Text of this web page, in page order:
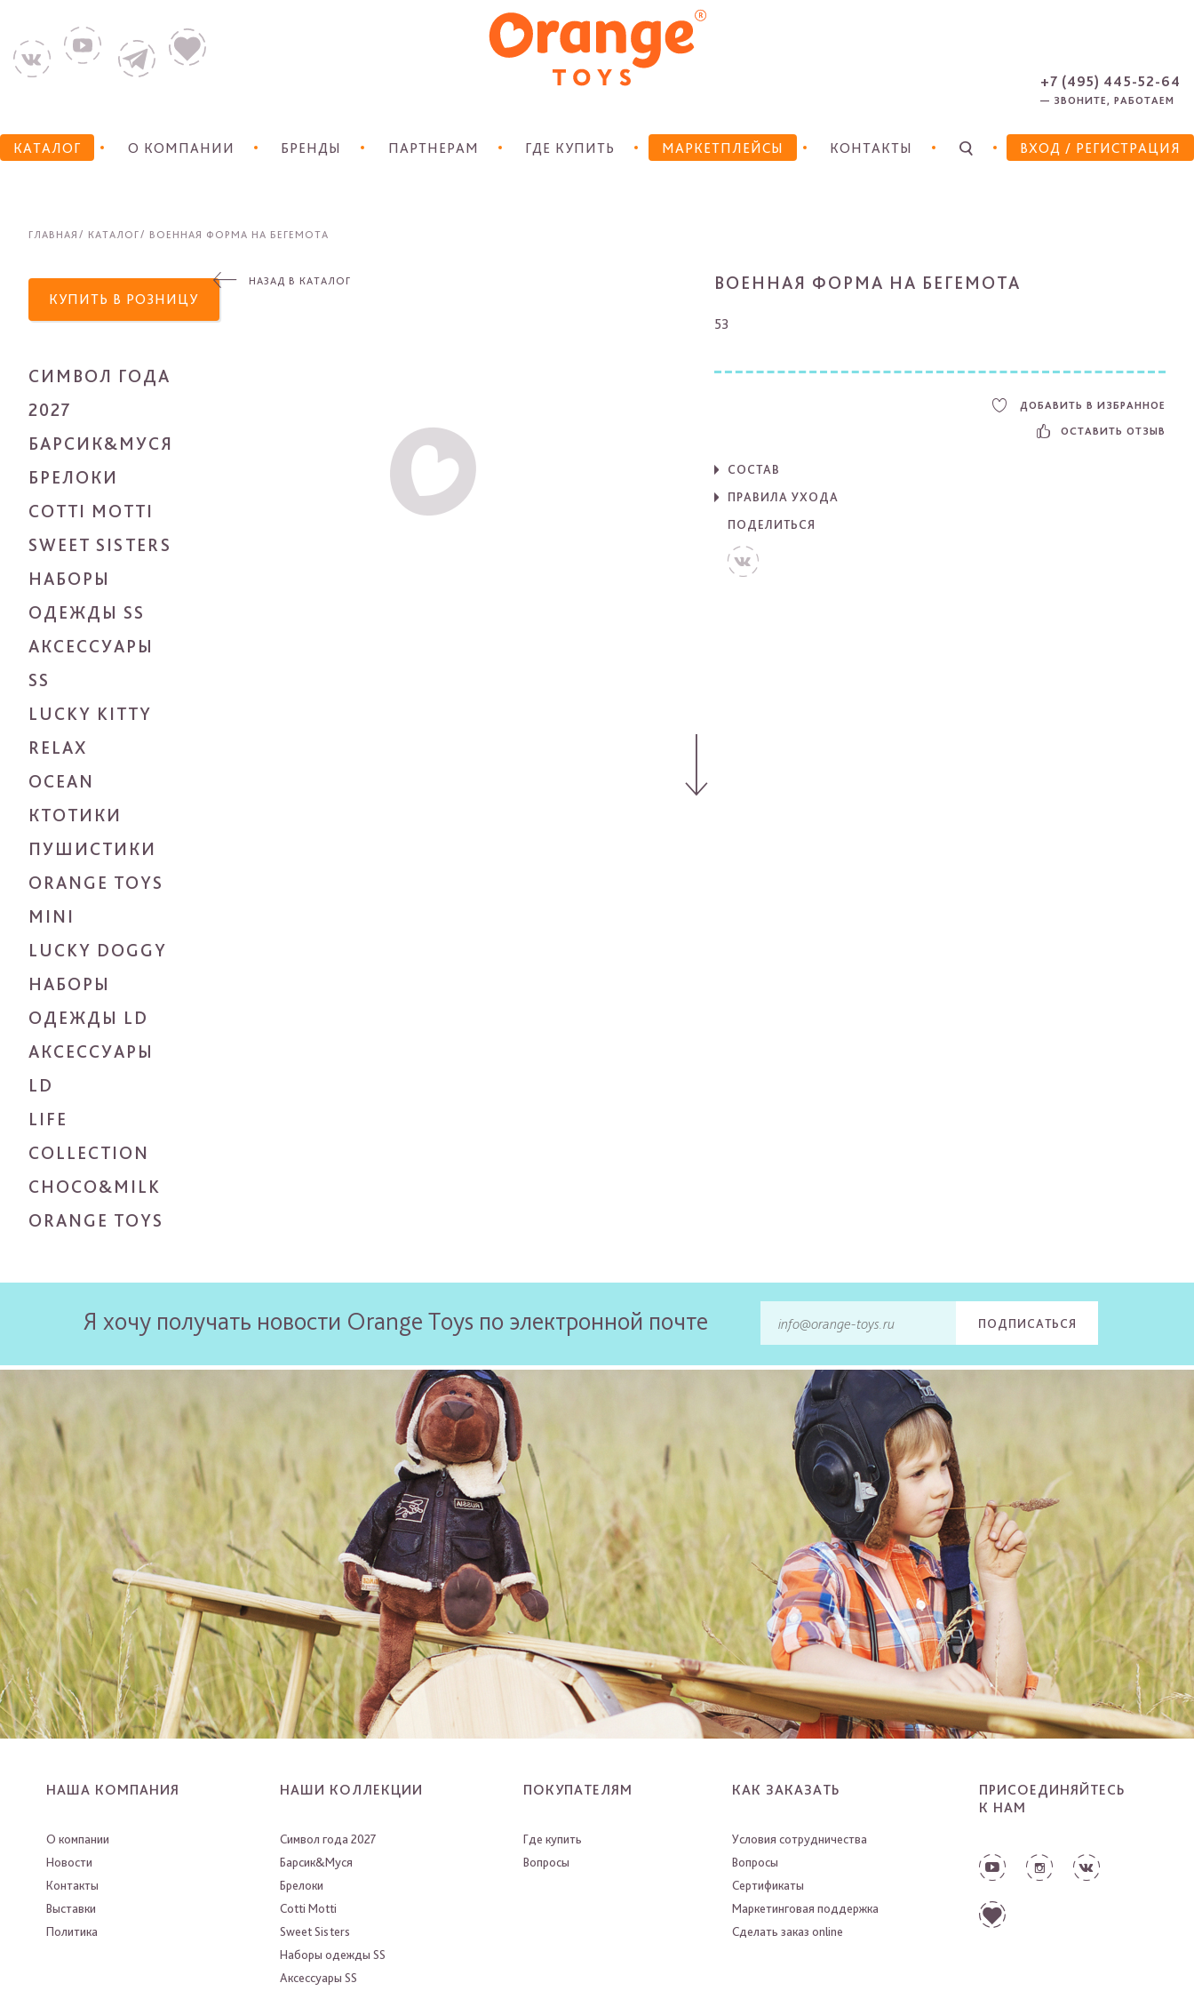
КАТАЛОГ О КОМПАНИИ БРЕНДЫ ПАРТНЕРАМ ГДЕ КУПИТЬ МАРКЕТПЛЕЙСЫ КОНТАКТЫ ВХОД / РЕГИСТРАЦИЯ
+7 (495) 445-52-64
— ЗВОНИТЕ, РАБОТАЕМ
ГЛАВНАЯ КАТАЛОГ ВОЕННАЯ ФОРМА НА БЕГЕМОТА
КУПИТЬ В РОЗНИЦУ
СИМВОЛ ГОДА
2027
БАРСИК&МУСЯ
БРЕЛОКИ
COTTI MOTTI
SWEET SISTERS
НАБОРЫ
ОДЕЖДЫ SS
АКСЕССУАРЫ
SS
LUCKY KITTY
RELAX
OCEAN
КТОТИКИ
ПУШИСТИКИ
ORANGE TOYS
MINI
LUCKY DOGGY
НАБОРЫ
ОДЕЖДЫ LD
АКСЕССУАРЫ
LD
LIFE
COLLECTION
CHOCO&MILK
ORANGE TOYS
НАЗАД В КАТАЛОГ ВОЕННАЯ ФОРМА НА БЕГЕМОТА
53
ДОБАВИТЬ В ИЗБРАННОЕ
ОСТАВИТЬ ОТЗЫВ
СОСТАВ
ПРАВИЛА УХОДА
ПОДЕЛИТЬСЯ
Я хочу получать новости Orange Toys по электронной почте ПОДПИСАТЬСЯ
НАША КОМПАНИЯ
О компании
Новости
Контакты
Выставки
Политика
НАШИ КОЛЛЕКЦИИ
Символ года 2027
Барсик&Муся
Брелоки
Cotti Motti
Sweet Sisters
Наборы одежды SS
Аксессуары SS
ПОКУПАТЕЛЯМ
Где купить
Вопросы
КАК ЗАКАЗАТЬ
Условия сотрудничества
Вопросы
Сертификаты
Маркетинговая поддержка
Сделать заказ online
ПРИСОЕДИНЯЙТЕСЬ
К НАМ